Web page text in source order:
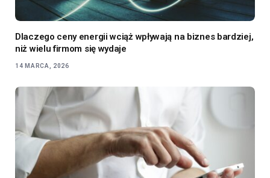
Dlaczego ceny energii wciąż wpływają na biznes bardziej,
niż wielu firmom się wydaje
14 MARCA, 2026